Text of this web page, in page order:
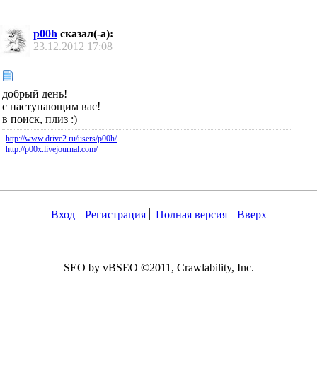
p00h сказал(-а):
23.12.2012 17:08
добрый день!
с наступающим вас!
в поиск, плиз :)
http://www.drive2.ru/users/p00h/
http://p00x.livejournal.com/
Вход Регистрация Полная версия Вверх
SEO by vBSEO ©2011, Crawlability, Inc.